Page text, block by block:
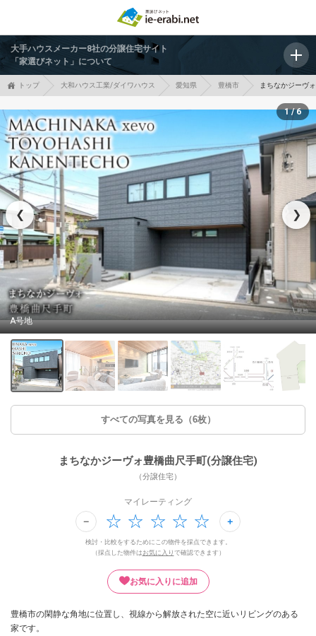
大手ハウスメーカー8社の分譲住宅サイト
「家選びネット」について
トップ 大和ハウス工業/ダイワハウス 愛知県 豊橋市 まちなかジーヴ
❮
A号地
❯
1 / 6
すべての写真を見る（6枚）
まちなかジーヴォ豊橋曲尺手町(分譲住宅)
（分譲住宅）
マイレーティング
検討・比較をするためにこの物件を採点できます。
（採点した物件は お気に入り で確認できます）
お気に入りに追加
豊橋市の閑静な角地に位置し、視線から解放された空に近いリビングのある
家です。